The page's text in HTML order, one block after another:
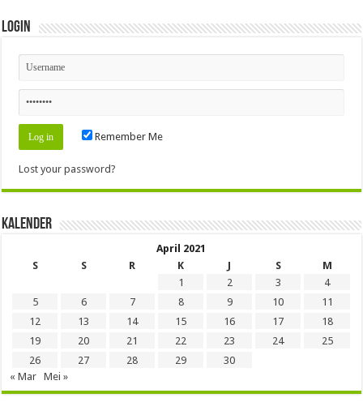
Login
Remember Me
Lost your password?
Kalender
April 2021
S
S R K J S
M
1
2 3
4
5
6 7 8 9 10
11
12
13 14 15 16 17
18
19
20 21 22 23 24
25
26
27 28 29
30
« Mar
Mei »